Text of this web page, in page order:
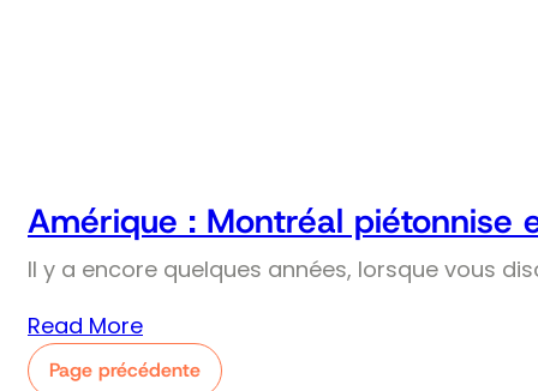
Amérique : Montréal piétonnise
Il y a encore quelques années, lorsque vous
Read More
Page précédente